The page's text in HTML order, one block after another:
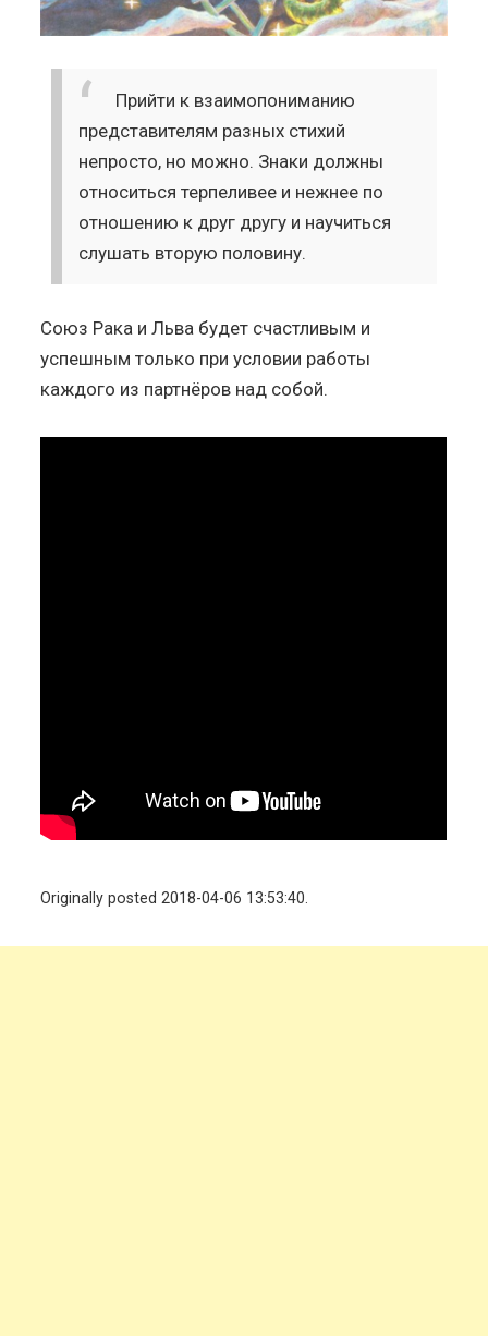
Прийти к взаимопониманию
представителям разных стихий
непросто, но можно. Знаки должны
относиться терпеливее и нежнее по
отношению к друг другу и научиться
слушать вторую половину.
Союз Рака и Льва будет счастливым и
успешным только при условии работы
каждого из партнёров над собой.
Originally posted 2018-04-06 13:53:40.